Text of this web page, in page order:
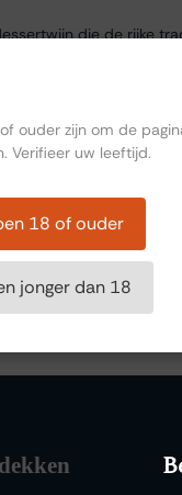
die de rijke
schittering die zijn
abrikoos,
deze wijn een
voor strakke zuren en
druivig parfum
de honingachtige
Late Harvest is
breed inzetbaar.
brie of camembert, of
ouder zijn om de
Verifieer uw leeftijd.
18 of ouder
jonger dan 18